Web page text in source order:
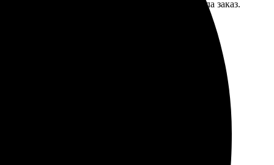
оформить заявку. Через пару дней получила заказ.
сидит. Удобный интернет-магазин, легко оформить